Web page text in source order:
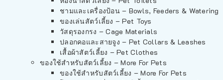
ชามและเครื่องป้อน – Bowls, Feeders & Watering
ของเล่นสัตว์เลี้ยง – Pet Toys
วัสดุรองกรง – Cage Materials
ปลอกคอและสายจูง – Pet Collars & Leashes
เสื้อผ้าสัตว์เลี้ยง – Pet Clothes
ของใช้สำหรับสัตว์เลี้ยง – More For Pets
ของใช้สำหรับสัตว์เลี้ยง – More For Pets